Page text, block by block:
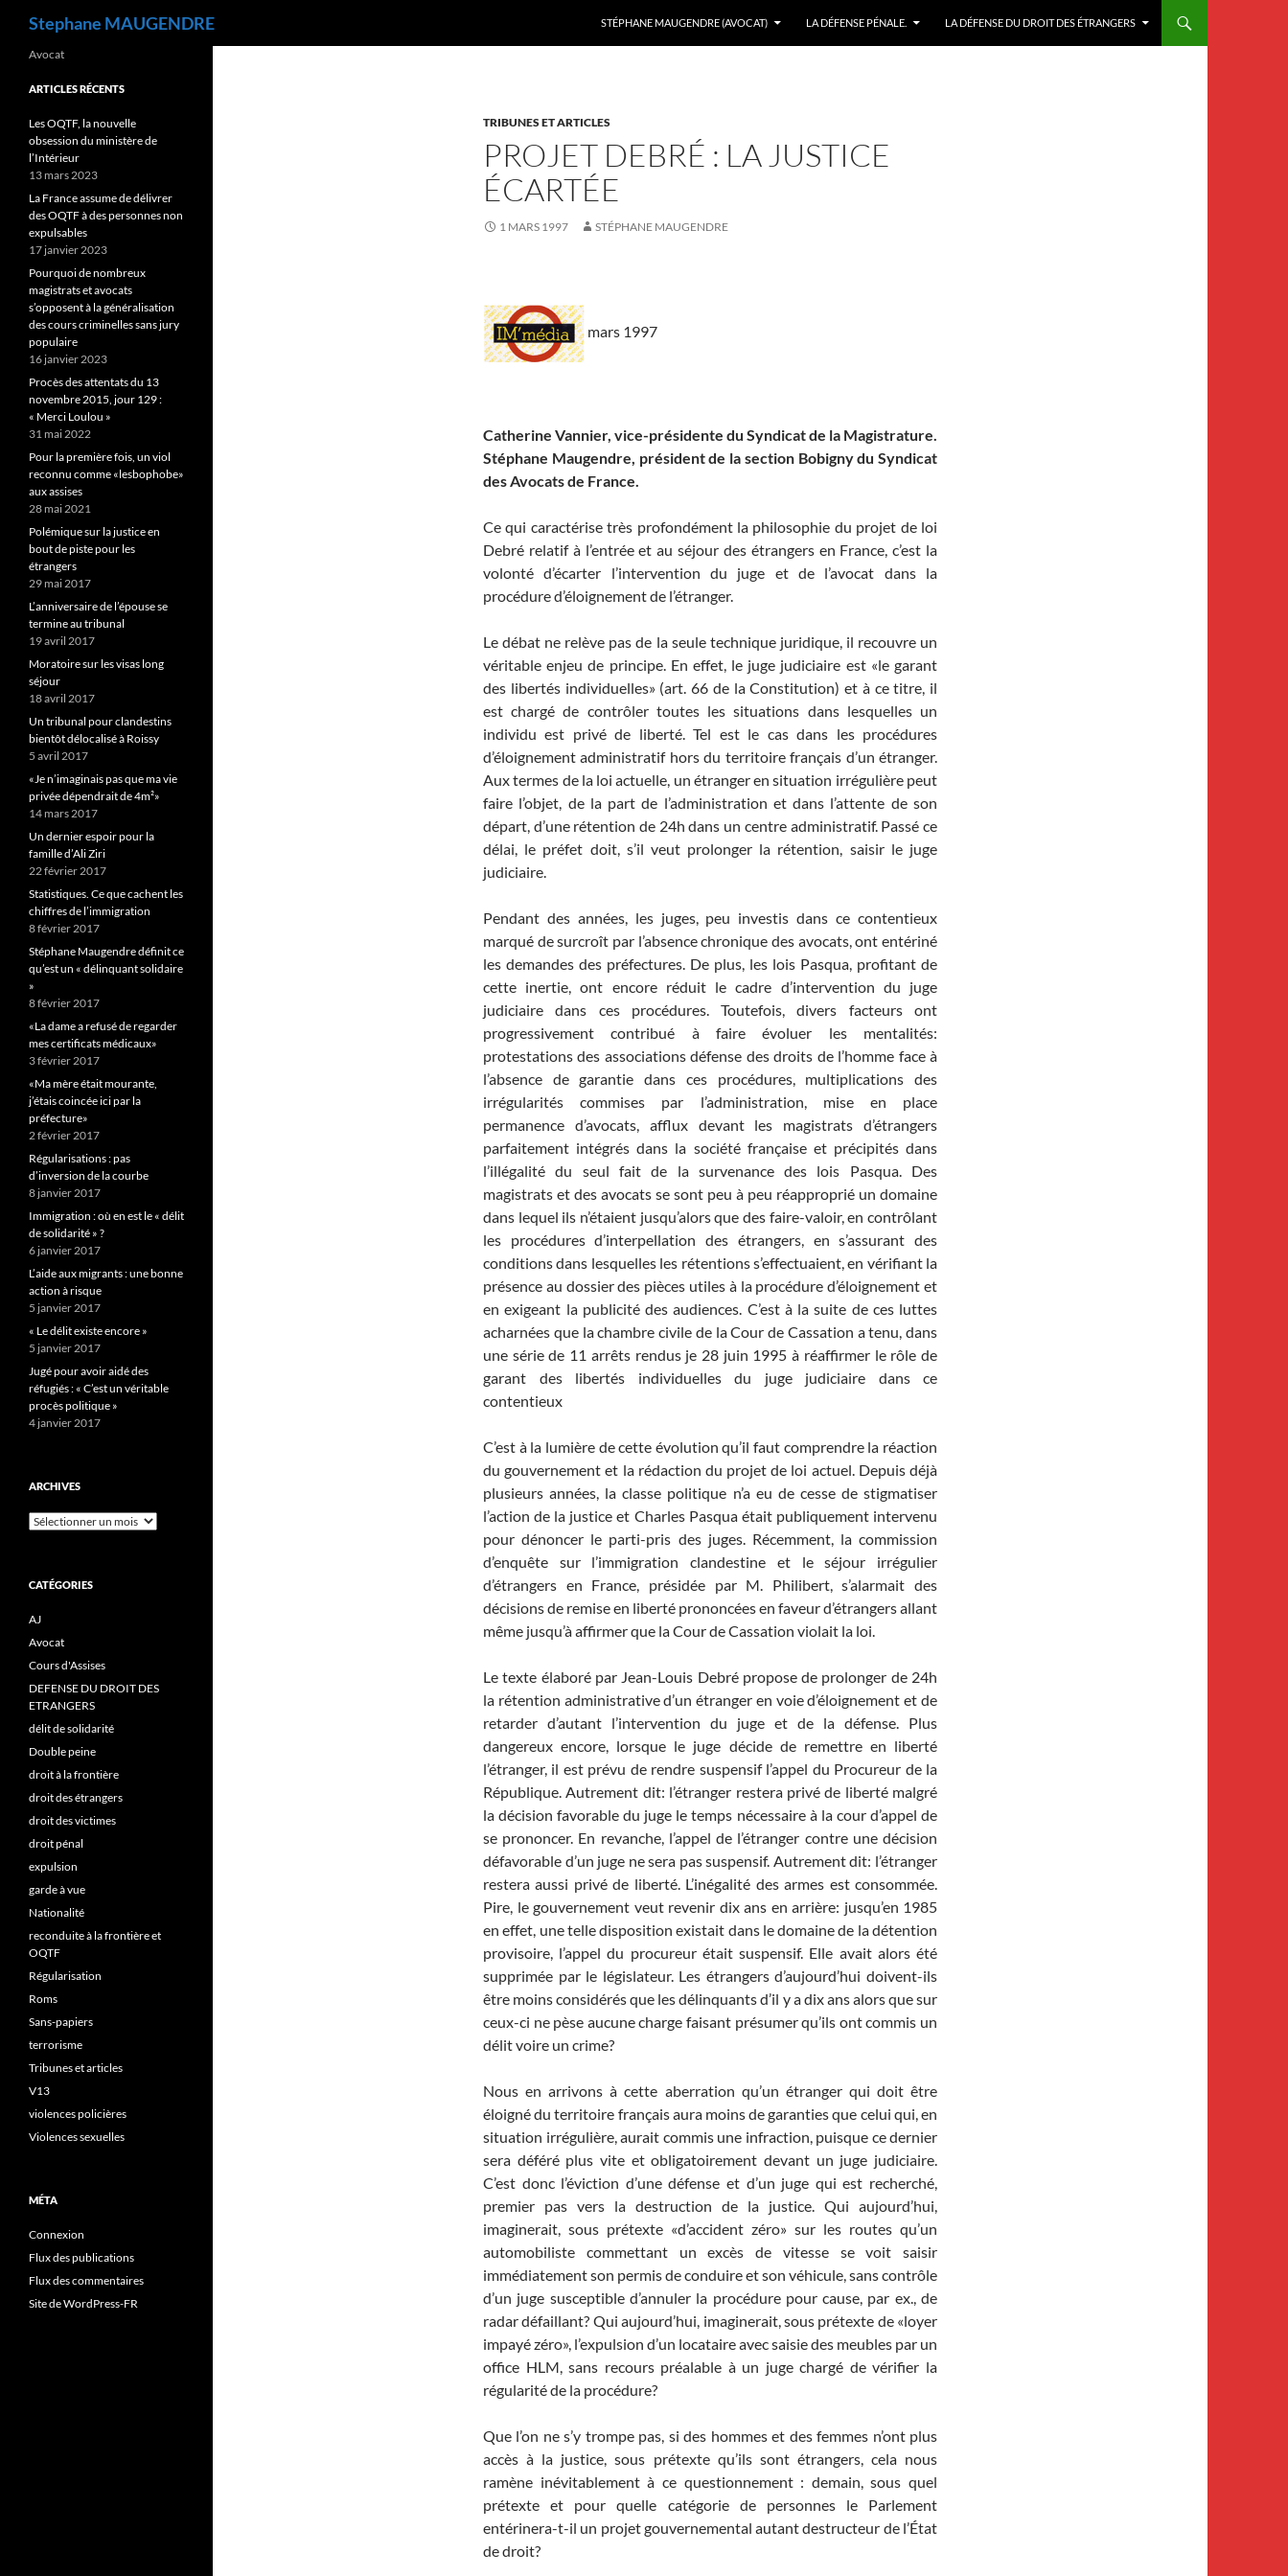
Stephane MAUGENDRE
STÉPHANE MAUGENDRE (AVOCAT)
LA DÉFENSE PÉNALE. LA DÉFENSE DU DROIT DES ÉTRANGERS
TRIBUNES ET ARTICLES
PROJET DEBRÉ : LA JUSTICE
ÉCARTÉE
1 MARS 1997 STÉPHANE MAUGENDRE
mars 1997
Catherine Vannier, vice-présidente du Syndicat de la Magistrature.
Stéphane Maugendre, président de la section Bobigny du Syndicat
des Avocats de France.
Ce qui caractérise très profondément la philosophie du projet de loi
Debré relatif à l’entrée et au séjour des étrangers en France, c’est la
volonté d’écarter l’intervention du juge et de l’avocat dans la
procédure d’éloignement de l’étranger.
Le débat ne relève pas de la seule technique juridique, il recouvre un
véritable enjeu de principe. En effet, le juge judiciaire est «le garant
des libertés individuelles» (art. 66 de la Constitution) et à ce titre, il
est chargé de contrôler toutes les situations dans lesquelles un
individu est privé de liberté. Tel est le cas dans les procédures
d’éloignement administratif hors du territoire français d’un étranger.
Aux termes de la loi actuelle, un étranger en situation irrégulière peut
faire l’objet, de la part de l’administration et dans l’attente de son
départ, d’une rétention de 24h dans un centre administratif. Passé ce
délai, le préfet doit, s’il veut prolonger la rétention, saisir le juge
judiciaire.
Pendant des années, les juges, peu investis dans ce contentieux
marqué de surcroît par l’absence chronique des avocats, ont entériné
les demandes des préfectures. De plus, les lois Pasqua, profitant de
cette inertie, ont encore réduit le cadre d’intervention du juge
judiciaire dans ces procédures. Toutefois, divers facteurs ont
progressivement contribué à faire évoluer les mentalités:
protestations des associations défense des droits de l’homme face à
l’absence de garantie dans ces procédures, multiplications des
irrégularités commises par l’administration, mise en place
permanence d’avocats, afflux devant les magistrats d’étrangers
parfaitement intégrés dans la société française et précipités dans
l’illégalité du seul fait de la survenance des lois Pasqua. Des
magistrats et des avocats se sont peu à peu réapproprié un domaine
dans lequel ils n’étaient jusqu’alors que des faire-valoir, en contrôlant
les procédures d’interpellation des étrangers, en s’assurant des
conditions dans lesquelles les rétentions s’effectuaient, en vérifiant la
présence au dossier des pièces utiles à la procédure d’éloignement et
en exigeant la publicité des audiences. C’est à la suite de ces luttes
acharnées que la chambre civile de la Cour de Cassation a tenu, dans
une série de 11 arrêts rendus je 28 juin 1995 à réaffirmer le rôle de
garant des libertés individuelles du juge judiciaire dans ce
contentieux
C’est à la lumière de cette évolution qu’il faut comprendre la réaction
du gouvernement et la rédaction du projet de loi actuel. Depuis déjà
plusieurs années, la classe politique n’a eu de cesse de stigmatiser
l’action de la justice et Charles Pasqua était publiquement intervenu
pour dénoncer le parti-pris des juges. Récemment, la commission
d’enquête sur l’immigration clandestine et le séjour irrégulier
d’étrangers en France, présidée par M. Philibert, s’alarmait des
décisions de remise en liberté prononcées en faveur d’étrangers allant
même jusqu’à affirmer que la Cour de Cassation violait la loi.
Le texte élaboré par Jean-Louis Debré propose de prolonger de 24h
la rétention administrative d’un étranger en voie d’éloignement et de
retarder d’autant l’intervention du juge et de la défense. Plus
dangereux encore, lorsque le juge décide de remettre en liberté
l’étranger, il est prévu de rendre suspensif l’appel du Procureur de la
République. Autrement dit: l’étranger restera privé de liberté malgré
la décision favorable du juge le temps nécessaire à la cour d’appel de
se prononcer. En revanche, l’appel de l’étranger contre une décision
défavorable d’un juge ne sera pas suspensif. Autrement dit: l’étranger
restera aussi privé de liberté. L’inégalité des armes est consommée.
Pire, le gouvernement veut revenir dix ans en arrière: jusqu’en 1985
en effet, une telle disposition existait dans le domaine de la détention
provisoire, l’appel du procureur était suspensif. Elle avait alors été
supprimée par le législateur. Les étrangers d’aujourd’hui doivent-ils
être moins considérés que les délinquants d’il y a dix ans alors que sur
ceux-ci ne pèse aucune charge faisant présumer qu’ils ont commis un
délit voire un crime?
Nous en arrivons à cette aberration qu’un étranger qui doit être
éloigné du territoire français aura moins de garanties que celui qui, en
situation irrégulière, aurait commis une infraction, puisque ce dernier
sera déféré plus vite et obligatoirement devant un juge judiciaire.
C’est donc l’éviction d’une défense et d’un juge qui est recherché,
premier pas vers la destruction de la justice. Qui aujourd’hui,
imaginerait, sous prétexte «d’accident zéro» sur les routes qu’un
automobiliste commettant un excès de vitesse se voit saisir
immédiatement son permis de conduire et son véhicule, sans contrôle
d’un juge susceptible d’annuler la procédure pour cause, par ex., de
radar défaillant? Qui aujourd’hui, imaginerait, sous prétexte de «loyer
impayé zéro», l’expulsion d’un locataire avec saisie des meubles par un
office HLM, sans recours préalable à un juge chargé de vérifier la
régularité de la procédure?
Que l’on ne s’y trompe pas, si des hommes et des femmes n’ont plus
accès à la justice, sous prétexte qu’ils sont étrangers, cela nous
ramène inévitablement à ce questionnement : demain, sous quel
prétexte et pour quelle catégorie de personnes le Parlement
entérinera-t-il un projet gouvernemental autant destructeur de l’État
de droit?
Avocat
ARTICLES RÉCENTS
Les OQTF, la nouvelle
obsession du ministère de
l’Intérieur
13 mars 2023
La France assume de délivrer
des OQTF à des personnes non
expulsables
17 janvier 2023
Pourquoi de nombreux
magistrats et avocats
s’opposent à la généralisation
des cours criminelles sans jury
populaire
16 janvier 2023
Procès des attentats du 13
novembre 2015, jour 129 :
« Merci Loulou »
31 mai 2022
Pour la première fois, un viol
reconnu comme «lesbophobe»
aux assises
28 mai 2021
Polémique sur la justice en
bout de piste pour les
étrangers
29 mai 2017
L’anniversaire de l’épouse se
termine au tribunal
19 avril 2017
Moratoire sur les visas long
séjour
18 avril 2017
Un tribunal pour clandestins
bientôt délocalisé à Roissy
5 avril 2017
«Je n’imaginais pas que ma vie
privée dépendrait de 4m²»
14 mars 2017
Un dernier espoir pour la
famille d’Ali Ziri
22 février 2017
Statistiques. Ce que cachent les
chiffres de l’immigration
8 février 2017
Stéphane Maugendre définit ce
qu’est un « délinquant solidaire
»
8 février 2017
«La dame a refusé de regarder
mes certificats médicaux»
3 février 2017
«Ma mère était mourante,
j’étais coincée ici par la
préfecture»
2 février 2017
Régularisations : pas
d’inversion de la courbe
8 janvier 2017
Immigration : où en est le « délit
de solidarité » ?
6 janvier 2017
L’aide aux migrants : une bonne
action à risque
5 janvier 2017
« Le délit existe encore »
5 janvier 2017
Jugé pour avoir aidé des
réfugiés : « C’est un véritable
procès politique »
4 janvier 2017
ARCHIVES
Archives
CATÉGORIES
AJ
Avocat
Cours d'Assises
DEFENSE DU DROIT DES
ETRANGERS
délit de solidarité
Double peine
droit à la frontière
droit des étrangers
droit des victimes
droit pénal
expulsion
garde à vue
Nationalité
reconduite à la frontière et
OQTF
Régularisation
Roms
Sans-papiers
terrorisme
Tribunes et articles
V13
violences policières
Violences sexuelles
MÉTA
Connexion
Flux des publications
Flux des commentaires
Site de WordPress-FR